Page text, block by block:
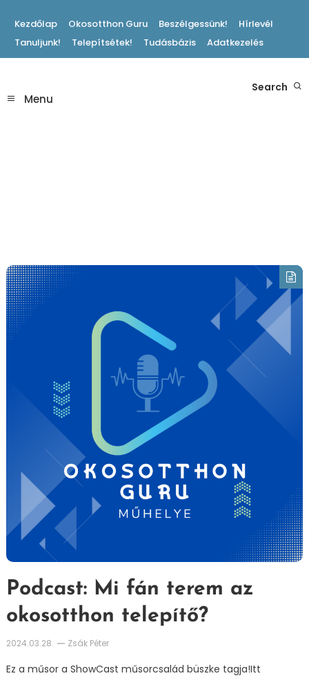
Content
Kezdőlap Okosotthon Guru Beszélgessünk!
Hírlevél
Tanuljunk!
Telepítsétek! Tudásbázis Adatkezelés
Okosotthon Blog
Menu
Search
Podcast: Mi fán terem az
okosotthon telepítő?
2024.03.28. Zsák Péter
Ez a műsor a ShowCast műsorcsalád büszke tagja!Itt